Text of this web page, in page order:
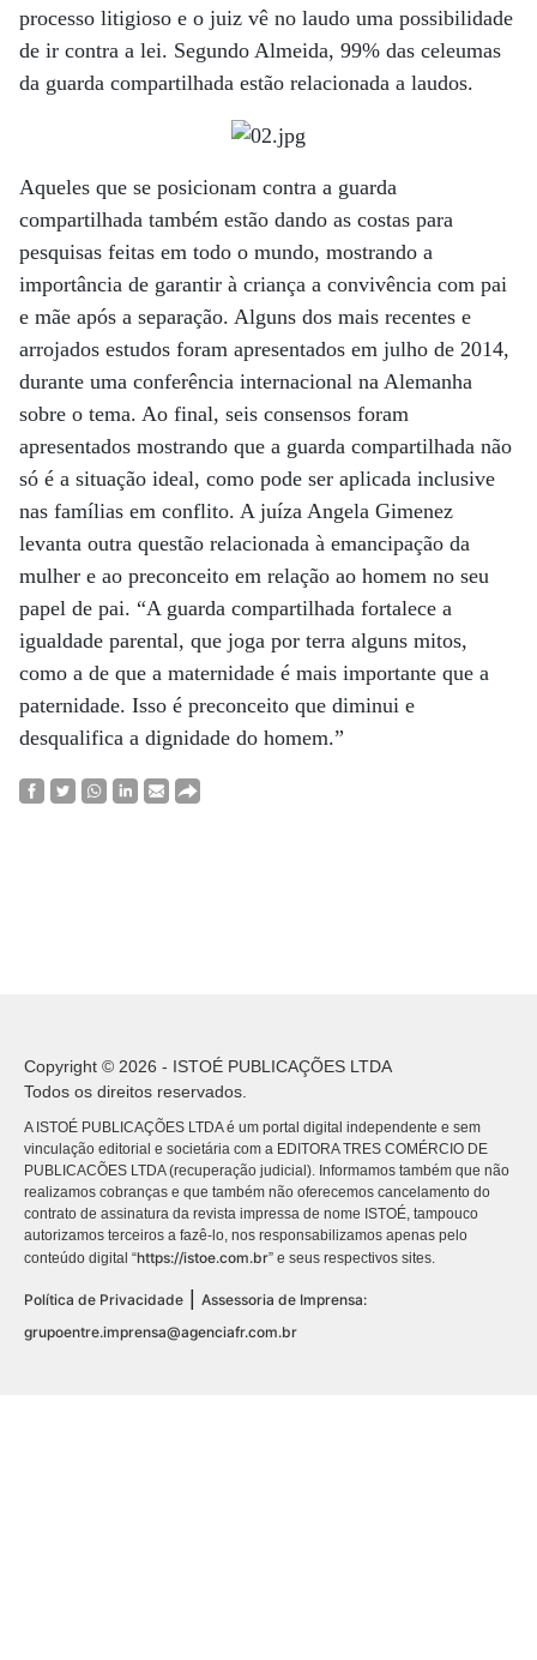
processo litigioso e o juiz vê no laudo uma possibilidade
de ir contra a lei. Segundo Almeida, 99% das celeumas
da guarda compartilhada estão relacionada a laudos.
Aqueles que se posicionam contra a guarda
compartilhada também estão dando as costas para
pesquisas feitas em todo o mundo, mostrando a
importância de garantir à criança a convivência com pai
e mãe após a separação. Alguns dos mais recentes e
arrojados estudos foram apresentados em julho de 2014,
durante uma conferência internacional na Alemanha
sobre o tema. Ao final, seis consensos foram
apresentados mostrando que a guarda compartilhada não
só é a situação ideal, como pode ser aplicada inclusive
nas famílias em conflito. A juíza Angela Gimenez
levanta outra questão relacionada à emancipação da
mulher e ao preconceito em relação ao homem no seu
papel de pai. “A guarda compartilhada fortalece a
igualdade parental, que joga por terra alguns mitos,
como a de que a maternidade é mais importante que a
paternidade. Isso é preconceito que diminui e
desqualifica a dignidade do homem.”
Copyright © 2026 - ISTOÉ PUBLICAÇÕES LTDA
Todos os direitos reservados.
A ISTOÉ PUBLICAÇÕES LTDA é um portal digital independente e sem
vinculação editorial e societária com a EDITORA TRES COMÉRCIO DE
PUBLICACÕES LTDA (recuperação judicial). Informamos também que não
realizamos cobranças e que também não oferecemos cancelamento do
contrato de assinatura da revista impressa de nome ISTOÉ, tampouco
autorizamos terceiros a fazê-lo, nos responsabilizamos apenas pelo
conteúdo digital “https://istoe.com.br” e seus respectivos sites.
Política de Privacidade
Assessoria de Imprensa:
grupoentre.imprensa@agenciafr.com.br